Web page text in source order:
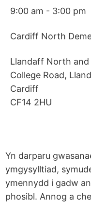
9:00 am - 3:00 pm
Cardiff North
Llandaff North and
College Road,
Cardiff
CF14 2HU
Yn darparu
ymgysylltiad,
ymennydd i gadw
phosibl. Annog a